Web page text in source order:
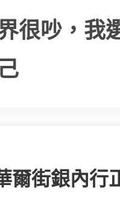
很吵，我
爾街銀內行